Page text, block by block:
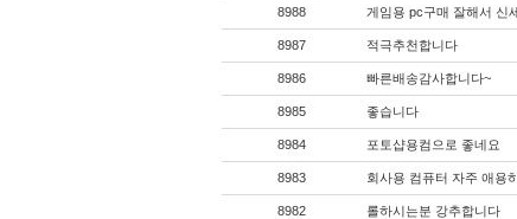
8988 게임용 pc구매 잘해서 신
8987 적극추천합니다
8986 빠른배송감사합니다~
8985 좋습니다
8984 포토샵용컴으로 좋네요
8983 회사용 컴퓨터 자주 애용
8982 롤하시는분 강추합니다